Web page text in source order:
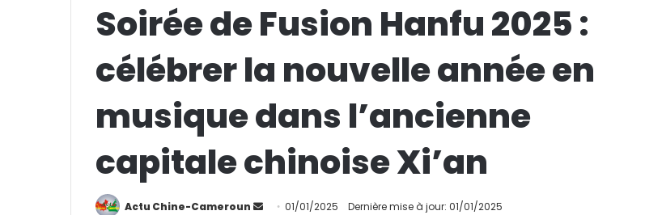
Soirée de Fusion Hanfu 2025 :
célébrer la nouvelle année en
musique dans l’ancienne
capitale chinoise Xi’an
Actu Chine-Cameroun 01/01/2025 Dernière mise à jour: 01/01/2025